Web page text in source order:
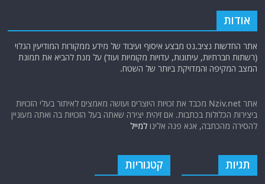
אודות
אתר החדשות נציב.נט מבצע איסוף ועיבוד של מידע ממקורות המודיעין הגלוי
(רשתות חברתיות, עיתונות, עדויות מקומיות ועוד) על מנת להביא את תמונת
המצב המקיפה והמדויקת ביותר של השטח.
אתר Nziv.net מכבד את זכויות היוצרים ועושה מאמצים לאיתור בעלי הזכויות
ביצירות הכלולות בכתבות. אם זיהית יצירה שאתה בעל הזכויות בה ואתה מעוניין
להסירה מהכתבה, אנא פנה אלינולמייל
תגיות קטגוריות